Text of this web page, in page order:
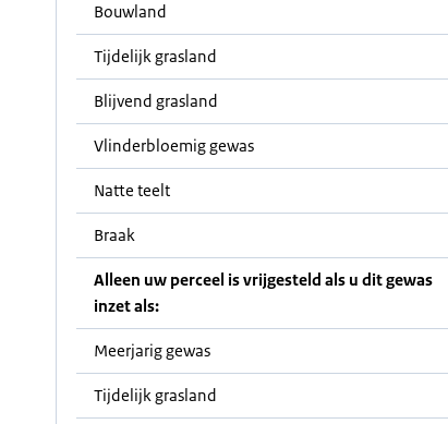
Bouwland
Tijdelijk grasland
Blijvend grasland
Vlinderbloemig gewas
Natte teelt
Braak
Alleen uw perceel is vrijgesteld als u dit gewas
inzet als:
Meerjarig gewas
Tijdelijk grasland